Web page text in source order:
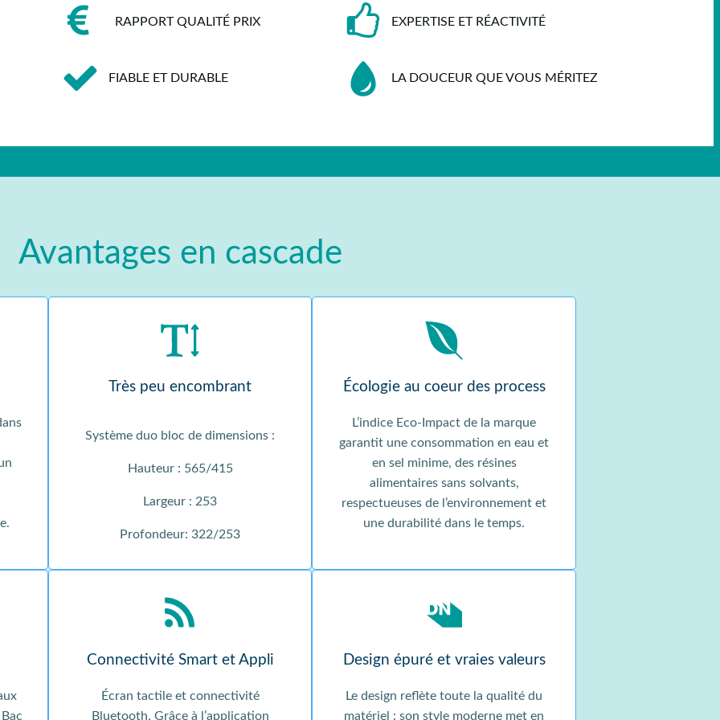
RAPPORT QUALITÉ PRIX EXPERTISE ET RÉACTIVITÉ
FIABLE ET DURABLE LA DOUCEUR QUE VOUS MÉRITEZ
Avantages en cascade
Très peu encombrant
Système duo bloc de dimensions :
Hauteur : 565/415
Largeur : 253
Profondeur: 322/253
Écologie au coeur des process
L’indice Eco-Impact de la marque
garantit une consommation en eau et
en sel minime, des résines
alimentaires sans solvants,
respectueuses de l’environnement et
une durabilité dans le temps.
Connectivité Smart et Appli
Écran tactile et connectivité
Bluetooth. Grâce à l’application
Design épuré et vraies valeurs
Le design reflète toute la qualité du
matériel : son style moderne met en